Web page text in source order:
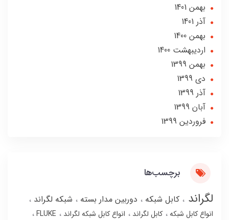
بهمن 1401
آذر 1401
بهمن 1400
ارديبهشت 1400
بهمن 1399
دی 1399
آذر 1399
آبان 1399
فروردین 1399
برچسب‌ها
لگراند کابل شبکه دوربین مدار بسته شبکه لگراند
انواع کابل شبکه کابل لگراند انواع کابل شبکه لگراند
FLUKE